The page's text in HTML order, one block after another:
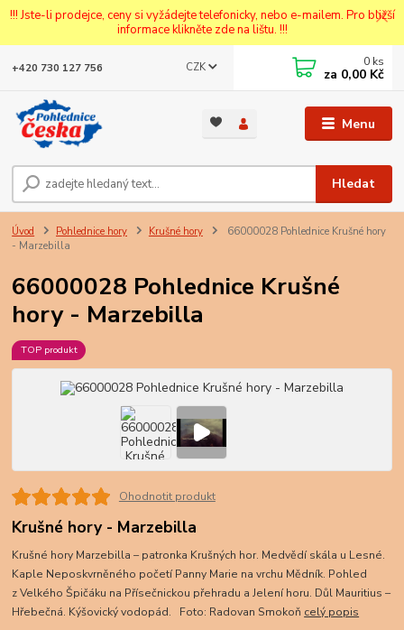
!!! Jste-li prodejce, ceny si vyžádejte telefonicky, nebo e-mailem. Pro bližší
informace klikněte zde na lištu. !!!
Menu
CZK
Hledat
+420 730 127 756 0 ks
za 0,00 Kč
Úvod Pohlednice hory Krušné hory
66000028 Pohlednice Krušné hory
- Marzebilla
66000028 Pohlednice Krušné
hory - Marzebilla
TOP produkt
Ohodnotit produkt
Krušné hory - Marzebilla
Krušné hory Marzebilla – patronka Krušných hor. Medvědí skála u Lesné.
Kaple Neposkvrněného početí Panny Marie na vrchu Mědník. Pohled
z Velkého Špičáku na Přísečnickou přehradu a Jelení horu. Důl Mauritius –
Hřebečná. Kýšovický vodopád. Foto: Radovan Smokoň celý popis